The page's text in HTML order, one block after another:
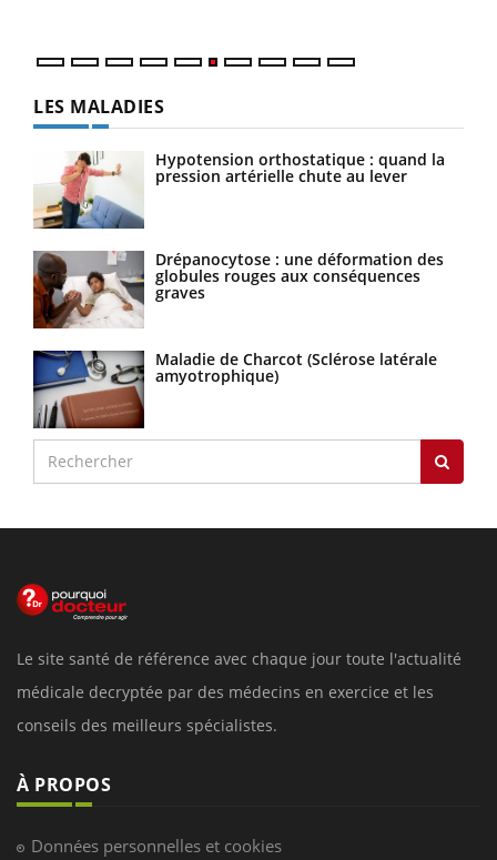
LES MALADIES
Hypotension orthostatique : quand la
pression artérielle chute au lever
Drépanocytose : une déformation des
globules rouges aux conséquences
graves
Maladie de Charcot (Sclérose latérale
amyotrophique)
Le site santé de référence avec chaque jour toute l'actualité
médicale decryptée par des médecins en exercice et les
conseils des meilleurs spécialistes.
À PROPOS
Données personnelles et cookies